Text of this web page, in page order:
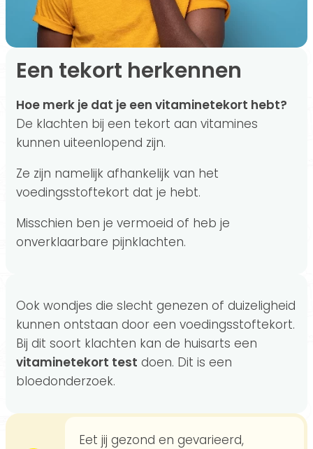
Een tekort herkennen
Hoe merk je dat je een vitaminetekort hebt?
De klachten bij een tekort aan vitamines
kunnen uiteenlopend zijn.
Ze zijn namelijk afhankelijk van het
voedingsstoftekort dat je hebt.
Misschien ben je vermoeid of heb je
onverklaarbare pijnklachten.
Ook wondjes die slecht genezen of duizeligheid
kunnen ontstaan door een voedingsstoftekort.
Bij dit soort klachten kan de huisarts een
vitaminetekort test doen. Dit is een
bloedonderzoek.
Eet jij gezond en gevarieerd,